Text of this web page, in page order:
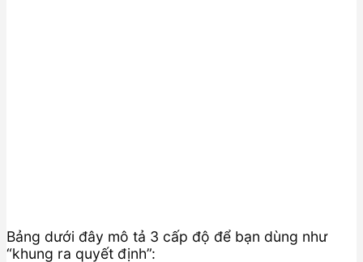
Bảng dưới đây mô tả 3 cấp độ để bạn dùng như
“khung ra quyết định”: